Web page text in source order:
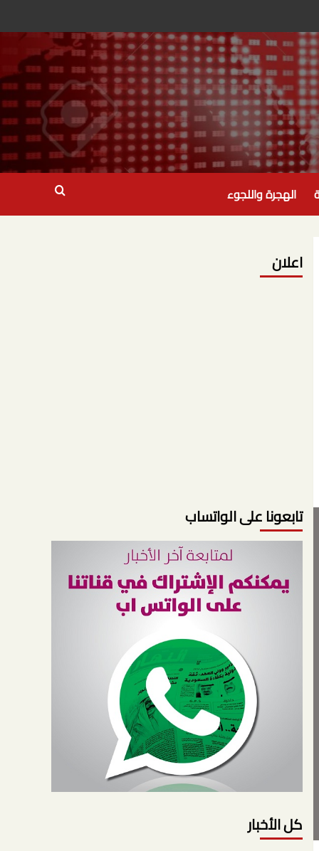
الهجرة واللجوء
اعلان
تابعونا على الواتساب
كل الأخبار